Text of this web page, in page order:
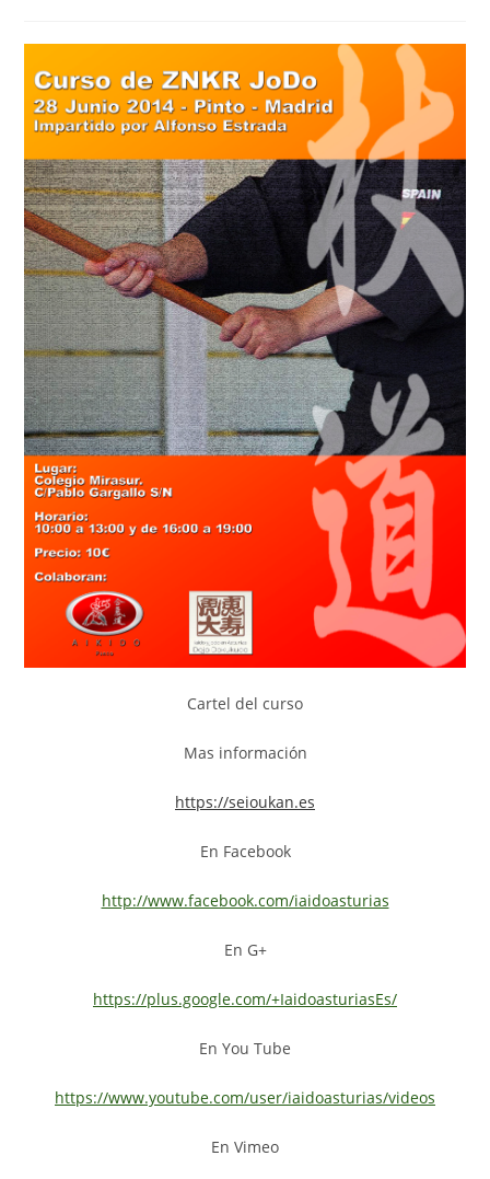
Cartel del curso
Mas información
https://seioukan.es
En Facebook
http://www.facebook.com/iaidoasturias
En G+
https://plus.google.com/+IaidoasturiasEs/
En You Tube
https://www.youtube.com/user/iaidoasturias/videos
En Vimeo